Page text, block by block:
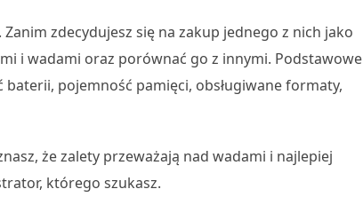
zdecydujesz się na zakup jednego z nich jako
i wadami oraz porównać go z innymi. Podstawowe
pojemność pamięci, obsługiwane formaty,
że zalety przeważają nad wadami i najlepiej
którego szukasz.